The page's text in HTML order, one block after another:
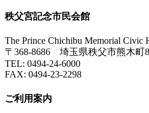
秩父宮記念市民会館
The Prince Chichibu Memorial Civic
〒368-8686 埼玉県秩父市熊木町
TEL: 0494-24-6000
FAX: 0494-23-2298
ご利用案内